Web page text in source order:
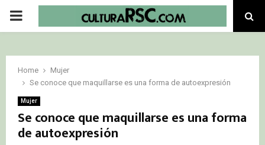
PRIMARY
Home
Mujer
Se conoce que maquillarse es una forma de autoexpresión
Mujer
Se conoce que maquillarse es una forma
de autoexpresión